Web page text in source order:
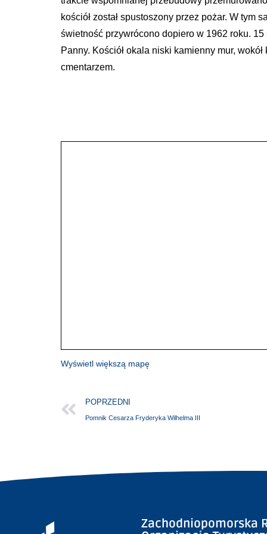
kościół został spustoszony przez pożar. W tym
świetność przywrócono dopiero w 1962 roku.
Panny. Kościół okala niski kamienny mur,
cmentarzem.
Wyświetl większą mapę
POPRZEDNI
Pomnik Cesarza Fryderyka Wilhelma III
Zachodniopomorska